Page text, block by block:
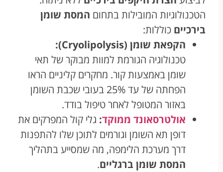
הטכנולוגיות המובילות בתחוםהמסת שומן
בירכייםכוללות:
הקפאת שומן (Cryolipolysis):
טכנולוגיה הגורמת למוות מבוקר של תאי
שומן באמצעות קור. מחקרים קליניים הראו
הפחתה של עד 25% בעובי שכבת השומן
באזור המטופל לאחר טיפול בודד.
אולטרסאונד ממוקד:גלי קול המפרקים את
דופן תא השומן וגורמים לתוכן שלו להתפנות
דרך מערכת הלימפה, מה שמסייע בתהליך
המסת שומן ברגליים.